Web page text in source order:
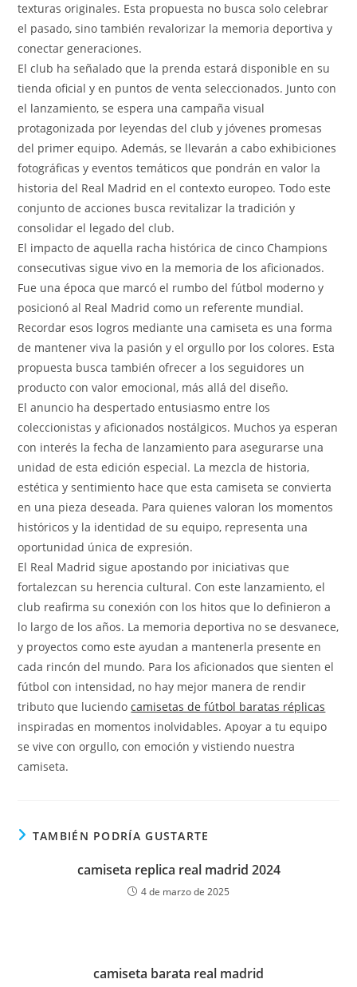
texturas originales. Esta propuesta no busca solo celebrar
el pasado, sino también revalorizar la memoria deportiva y
conectar generaciones.
El club ha señalado que la prenda estará disponible en su
tienda oficial y en puntos de venta seleccionados. Junto con
el lanzamiento, se espera una campaña visual
protagonizada por leyendas del club y jóvenes promesas
del primer equipo. Además, se llevarán a cabo exhibiciones
fotográficas y eventos temáticos que pondrán en valor la
historia del Real Madrid en el contexto europeo. Todo este
conjunto de acciones busca revitalizar la tradición y
consolidar el legado del club.
El impacto de aquella racha histórica de cinco Champions
consecutivas sigue vivo en la memoria de los aficionados.
Fue una época que marcó el rumbo del fútbol moderno y
posicionó al Real Madrid como un referente mundial.
Recordar esos logros mediante una camiseta es una forma
de mantener viva la pasión y el orgullo por los colores. Esta
propuesta busca también ofrecer a los seguidores un
producto con valor emocional, más allá del diseño.
El anuncio ha despertado entusiasmo entre los
coleccionistas y aficionados nostálgicos. Muchos ya esperan
con interés la fecha de lanzamiento para asegurarse una
unidad de esta edición especial. La mezcla de historia,
estética y sentimiento hace que esta camiseta se convierta
en una pieza deseada. Para quienes valoran los momentos
históricos y la identidad de su equipo, representa una
oportunidad única de expresión.
El Real Madrid sigue apostando por iniciativas que
fortalezcan su herencia cultural. Con este lanzamiento, el
club reafirma su conexión con los hitos que lo definieron a
lo largo de los años. La memoria deportiva no se desvanece,
y proyectos como este ayudan a mantenerla presente en
cada rincón del mundo. Para los aficionados que sienten el
fútbol con intensidad, no hay mejor manera de rendir
tributo que luciendocamisetas de fútbol baratas réplicas
inspiradas en momentos inolvidables. Apoyar a tu equipo
se vive con orgullo, con emoción y vistiendo nuestra
camiseta.
TAMBIÉN PODRÍA GUSTARTE
camiseta replica real madrid 2024
4 de marzo de 2025
camiseta barata real madrid